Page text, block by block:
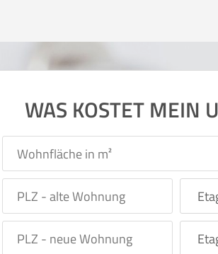
WAS KOSTET MEIN